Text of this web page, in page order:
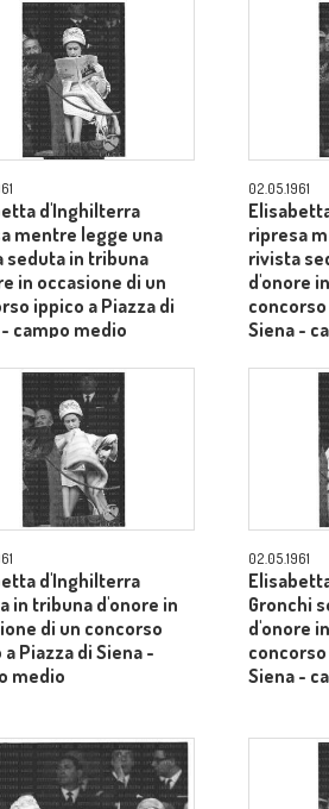
d'Inghilterra
mentre legge una
seduta in tribuna
in occasione di un
ippico a Piazza di
campo medio
02.05.1961
ripresa
rivista
d'onore
Siena -
d'Inghilterra
in tribuna d'onore in
di un concorso
Piazza di Siena -
medio
02.05.1961
Gronchi
d'onore
Siena -